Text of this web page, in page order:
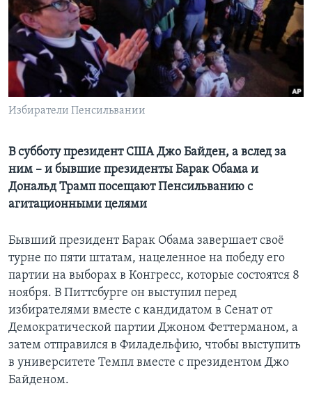
Learning English
СОЦИАЛЬНЫЕ СЕТИ
Избиратели Пенсильвании
В субботу президент США Джо Байден, а вслед за
ним – и бывшие президенты Барак Обама и
Дональд Трамп посещают Пенсильванию с
агитационными целями
Бывший президент Барак Обама завершает своё
турне по пяти штатам, нацеленное на победу его
партии на выборах в Конгресс, которые состоятся 8
ноября. В Питтсбурге он выступил перед
избирателями вместе с кандидатом в Сенат от
Демократической партии Джоном Феттерманом, а
затем отправился в Филадельфию, чтобы выступить
в университете Темпл вместе с президентом Джо
Байденом.